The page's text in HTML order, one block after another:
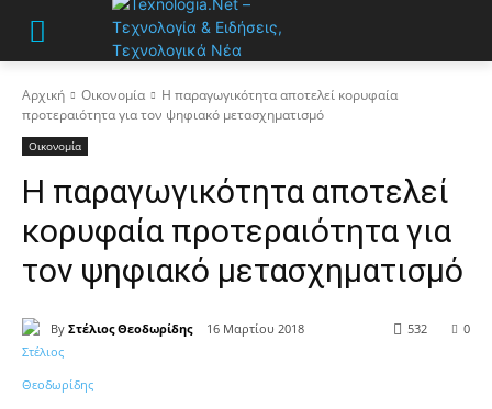
Αρχική Οικονομία
Η παραγωγικότητα αποτελεί κορυφαία
προτεραιότητα για τον ψηφιακό μετασχηματισμό
Οικονομία
Η παραγωγικότητα αποτελεί
κορυφαία προτεραιότητα για
τον ψηφιακό μετασχηματισμό
By Στέλιος Θεοδωρίδης 16 Μαρτίου 2018 0
532